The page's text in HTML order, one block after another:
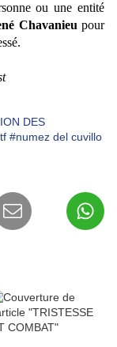
ou une entité
Chavanieupour
DES
#numez del cuvillo